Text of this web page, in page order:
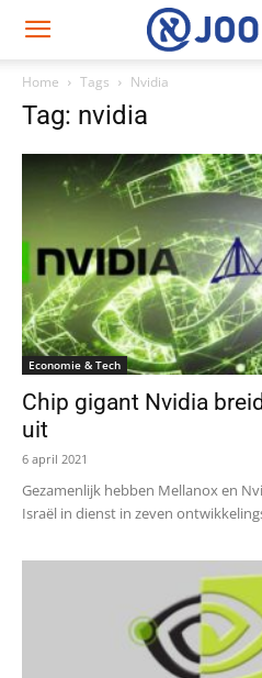
Home Tags Nvidia
Tag: nvidia
Economie & Tech
Chip gigant Nvidia
uit
6 april 2021
Gezamenlijk hebben Mellanox en
Israël in dienst in zeven